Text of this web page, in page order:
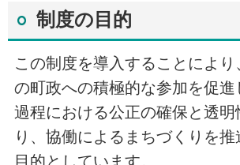
制度の目的
この制度を導入することによ
の町政への積極的な参加を促進
過程における公正の確保と透明
り、協働によるまちづくりを
目的としています。